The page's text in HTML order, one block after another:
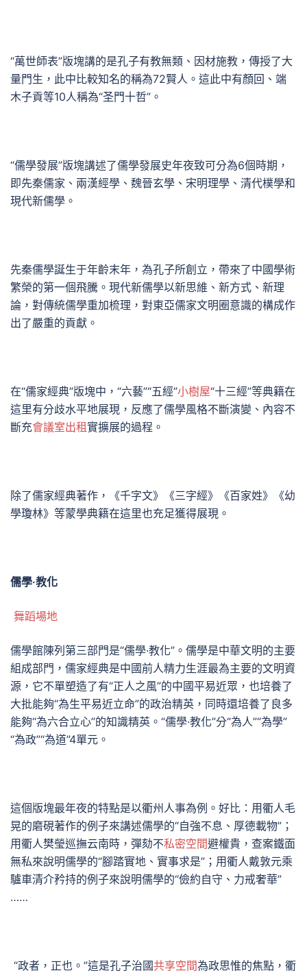
“萬世師表”版塊講的是孔子有教無類、因材施教，傳授了大
量門生，此中比較知名的稱為72賢人。這此中有顏回、端
木子貢等10人稱為“圣門十哲”。
“儒學發展”版塊講述了儒學發展史年夜致可分為6個時期，
即先秦儒家、兩漢經學、魏晉玄學、宋明理學、清代樸學和
現代新儒學。
先秦儒學誕生于年齡末年，為孔子所創立，帶來了中國學術
繁榮的第一個飛騰。現代新儒學以新思維、新方式、新理
論，對傳統儒學重加梳理，對東亞儒家文明圈意識的構成作
出了嚴重的貢獻。
在“儒家經典”版塊中，“六藝”“五經”小樹屋“十三經”等典籍在
這里有分歧水平地展現，反應了儒學風格不斷演變、內容不
斷充會議室出租實擴展的過程。
除了儒家經典著作，《千字文》《三字經》《百家姓》《幼
學瓊林》等蒙學典籍在這里也充足獲得展現。
儒學·教化
舞蹈場地
儒學館陳列第三部門是“儒學·教化”。儒學是中華文明的主要
組成部門，儒家經典是中國前人精力生涯最為主要的文明資
源，它不單塑造了有“正人之風”的中國平易近眾，也培養了
大批能夠“為生平易近立命”的政治精英，同時還培養了良多
能夠“為六合立心”的知識精英。“儒學·教化”分“為人”“為學”
“為政”“為道”4單元。
這個版塊最年夜的特點是以衢州人事為例。好比：用衢人毛
晃的磨硯著作的例子來講述儒學的“自強不息、厚德載物”；
用衢人樊瑩巡撫云南時，彈劾不私密空間避權貴，查案鐵面
無私來說明儒學的“腳踏實地、實事求是”；用衢人戴敦元乘
驢車清介矜持的例子來說明儒學的“儉約自守、力戒奢華”
……
“政者，正也。”這是孔子治國共享空間為政思惟的焦點，衢